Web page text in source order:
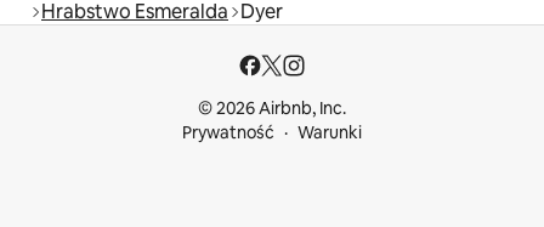
Hrabstwo Esmeralda Dyer
© 2026 Airbnb, Inc.
Prywatność
Warunki